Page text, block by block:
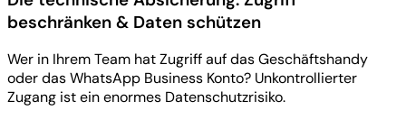
beschränken & Daten schützen
Wer in Ihrem Team hat Zugriff auf das Geschäftshandy
oder das WhatsApp Business Konto? Unkontrollierter
Zugang ist ein enormes Datenschutzrisiko.